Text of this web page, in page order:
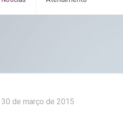
30 de março de 2015